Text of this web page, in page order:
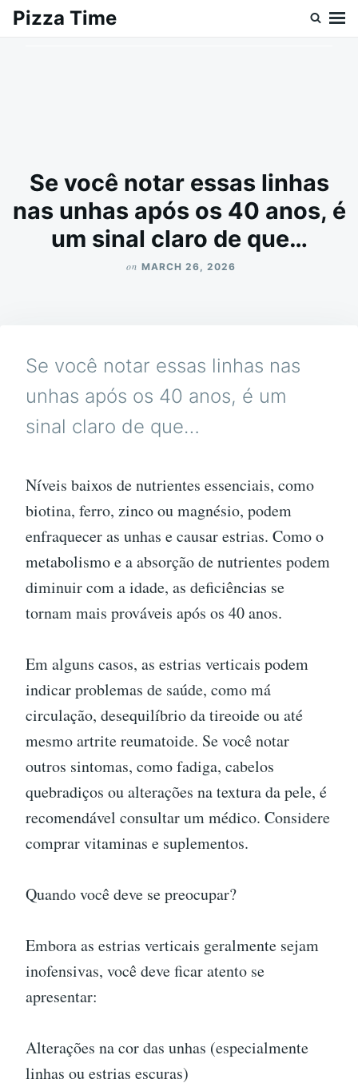
SkipSearch
Pizza Time
Se você notar essas linhas
nas unhas após os 40 anos, é
um sinal claro de que…
on MARCH 26, 2026
Se você notar essas linhas nas
unhas após os 40 anos, é um
sinal claro de que…
Níveis baixos de nutrientes essenciais, como
biotina, ferro, zinco ou magnésio, podem
enfraquecer as unhas e causar estrias. Como o
metabolismo e a absorção de nutrientes podem
diminuir com a idade, as deficiências se
tornam mais prováveis ​​após os 40 anos.
Em alguns casos, as estrias verticais podem
indicar problemas de saúde, como má
circulação, desequilíbrio da tireoide ou até
mesmo artrite reumatoide. Se você notar
outros sintomas, como fadiga, cabelos
quebradiços ou alterações na textura da pele, é
recomendável consultar um médico. Considere
comprar vitaminas e suplementos.
Quando você deve se preocupar?
Embora as estrias verticais geralmente sejam
inofensivas, você deve ficar atento se
apresentar:
Alterações na cor das unhas (especialmente
linhas ou estrias escuras)